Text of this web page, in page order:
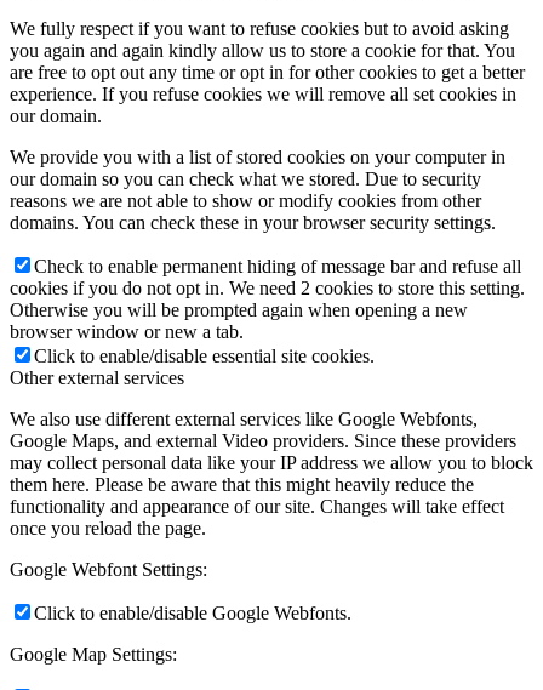
We fully respect if you want to refuse cookies but to avoid asking
you again and again kindly allow us to store a cookie for that. You
are free to opt out any time or opt in for other cookies to get a better
experience. If you refuse cookies we will remove all set cookies in
our domain.
We provide you with a list of stored cookies on your computer in
our domain so you can check what we stored. Due to security
reasons we are not able to show or modify cookies from other
domains. You can check these in your browser security settings.
Check to enable permanent hiding of message bar and refuse all
cookies if you do not opt in. We need 2 cookies to store this setting.
Otherwise you will be prompted again when opening a new
browser window or new a tab.
Click to enable/disable essential site cookies.
Other external services
We also use different external services like Google Webfonts,
Google Maps, and external Video providers. Since these providers
may collect personal data like your IP address we allow you to block
them here. Please be aware that this might heavily reduce the
functionality and appearance of our site. Changes will take effect
once you reload the page.
Google Webfont Settings:
Click to enable/disable Google Webfonts.
Google Map Settings: